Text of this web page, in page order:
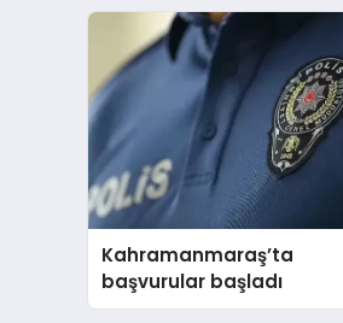
Kahramanmaraş’ta
başvurular başladı